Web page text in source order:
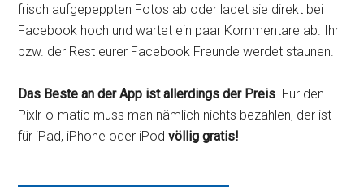
frisch aufgepeppten Fotos ab oder ladet sie direkt bei
Facebook hoch und wartet ein paar Kommentare ab. Ihr
bzw. der Rest eurer Facebook Freunde werdet staunen.
Das Beste an der App ist allerdings der Preis . Für den
Pixlr-o-matic muss man nämlich nichts bezahlen, der ist
für iPad, iPhone oder iPodvöllig gratis!